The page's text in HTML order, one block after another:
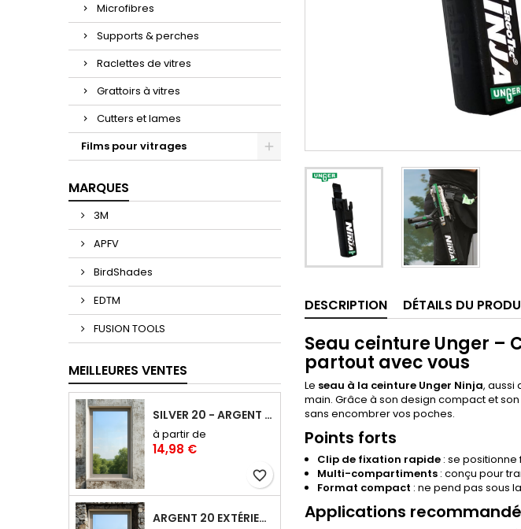
Microfibres
Supports & perches
Raclettes de vitres
Grattoirs à vitres
Cutters et lames
Films pour vitrages
MARQUES
3M
APFV
BirdShades
EDTM
FUSION TOOLS
MEILLEURES VENTES
SILVER 20 - ARGENT 20 FILM ANTI-CHALEUR, ANTI ÉBLOUISSEMENT RÉFLÉCHISSANT SAINT-GOBAIN SOLAR GARD
à partir de
14,98 €
favorite_border
ARGENT 20 EXTÉRIEUR : FILM ANTI-CHALEUR ET ANTI-ÉBLOUISSEMENT POSE EXTÉRIEURE
DESCRIPTION DÉTAILS DU
Seau ceinture Unger –
partout avec vous
Le seau à la ceinture Unger Ninja, aussi
main. Grâce à son design compact et
sans encombrer vos poches.
Points forts
Clip de fixation rapide : se
Multi-compartiments : conçu pour
Format compact : ne pend pas sous
Applications